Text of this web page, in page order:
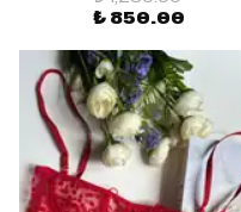
₺ 850.00